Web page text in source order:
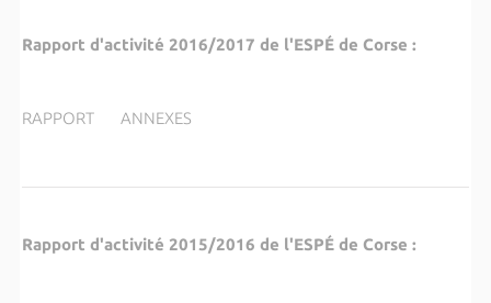
Rapport d'activité 2016/2017 de l'ESPÉde Corse :
RAPPORT ANNEXES
Rapport d'activité 2015/2016 de l'ESPÉde Corse :